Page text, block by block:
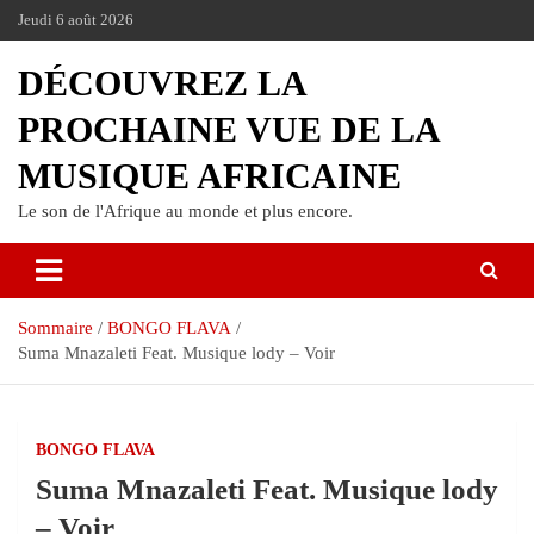
Jeudi 6 août 2026
DÉCOUVREZ LA
PROCHAINE VUE DE LA
MUSIQUE AFRICAINE
Le son de l'Afrique au monde et plus encore.
Sommaire
BONGO FLAVA
Suma Mnazaleti Feat. Musique lody – Voir
BONGO FLAVA
Suma Mnazaleti Feat. Musique lody
– Voir